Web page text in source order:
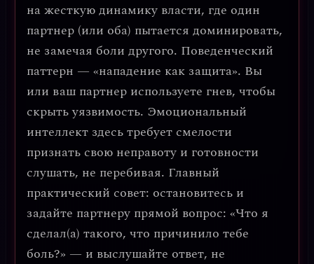
нажесткую динамику власти, где один
партнер (или оба) пытается доминировать,
не замечая боли другого. Поведенческий
паттерн — «нападение как защита». Вы
или ваш партнер используете гнев, чтобы
скрыть уязвимость. Эмоциональный
интеллект здесь требует смелости
признать свою неправоту и готовности
слушать, не перебивая. Главный
практический совет: остановитесь и
задайте партнеру прямой вопрос: «Что я
сделал(а) такого, что причинило тебе
боль?» — и выслушайте ответ, не